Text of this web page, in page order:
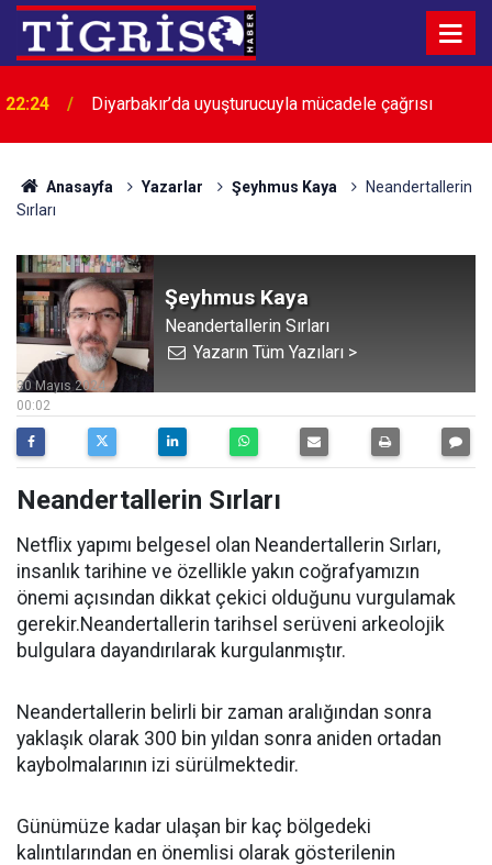
22:24 Diyarbakır’da uyuşturucuyla mücadele çağrısı
Anasayfa Yazarlar Şeyhmus Kaya
Neandertallerin
Sırları
Şeyhmus Kaya
Neandertallerin Sırları
Yazarın Tüm Yazıları >
00:02
30 Mayıs 2024
Neandertallerin Sırları
Netflix yapımı belgesel olan Neandertallerin Sırları,
insanlık tarihine ve özellikle yakın coğrafyamızın
önemi açısından dikkat çekici olduğunu vurgulamak
gerekir.Neandertallerin tarihsel serüveni arkeolojik
bulgulara dayandırılarak kurgulanmıştır.
Neandertallerin belirli bir zaman aralığından sonra
yaklaşık olarak 300 bin yıldan sonra aniden ortadan
kaybolmalarının izi sürülmektedir.
Günümüze kadar ulaşan bir kaç bölgedeki
kalıntılarından en önemlisi olarak gösterilenin